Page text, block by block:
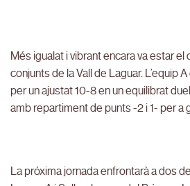
Més igualat i vibrant encara va estar
conjunts de la Vall de Laguar. L’equip
per un ajustat 10-8 en un equilibrat
amb repartiment de punts -2 i 1- per a
La próxima jornada enfrontarà a dos